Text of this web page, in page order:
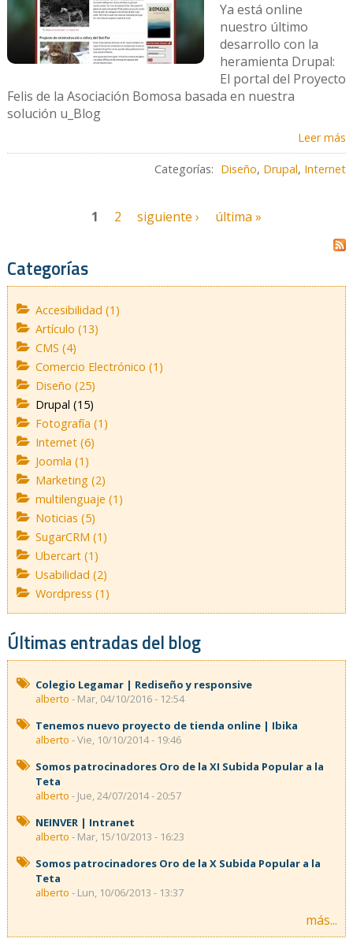
Ya está online
nuestro último
desarrollo con la
heramienta Drupal:
El portal del Proyecto
Felis de la Asociación Bomosa basada en nuestra
solución u_Blog
Leer más
Categorías: Diseño, Drupal, Internet
1 2 siguiente › última »
Categorías
Accesibilidad (1)
Artículo (13)
CMS (4)
Comercio Electrónico (1)
Diseño (25)
Drupal (15)
Fotografía (1)
Internet (6)
Joomla (1)
Marketing (2)
multilenguaje (1)
Noticias (5)
SugarCRM (1)
Ubercart (1)
Usabilidad (2)
Wordpress (1)
Últimas entradas del blog
Colegio Legamar | Rediseño y responsive
alberto - Mar, 04/10/2016 - 12:54
Tenemos nuevo proyecto de tienda online | Ibika
alberto - Vie, 10/10/2014 - 19:46
Somos patrocinadores Oro de la XI Subida Popular a la
Teta
alberto - Jue, 24/07/2014 - 20:57
NEINVER | Intranet
alberto - Mar, 15/10/2013 - 16:23
Somos patrocinadores Oro de la X Subida Popular a la
Teta
alberto - Lun, 10/06/2013 - 13:37
más...